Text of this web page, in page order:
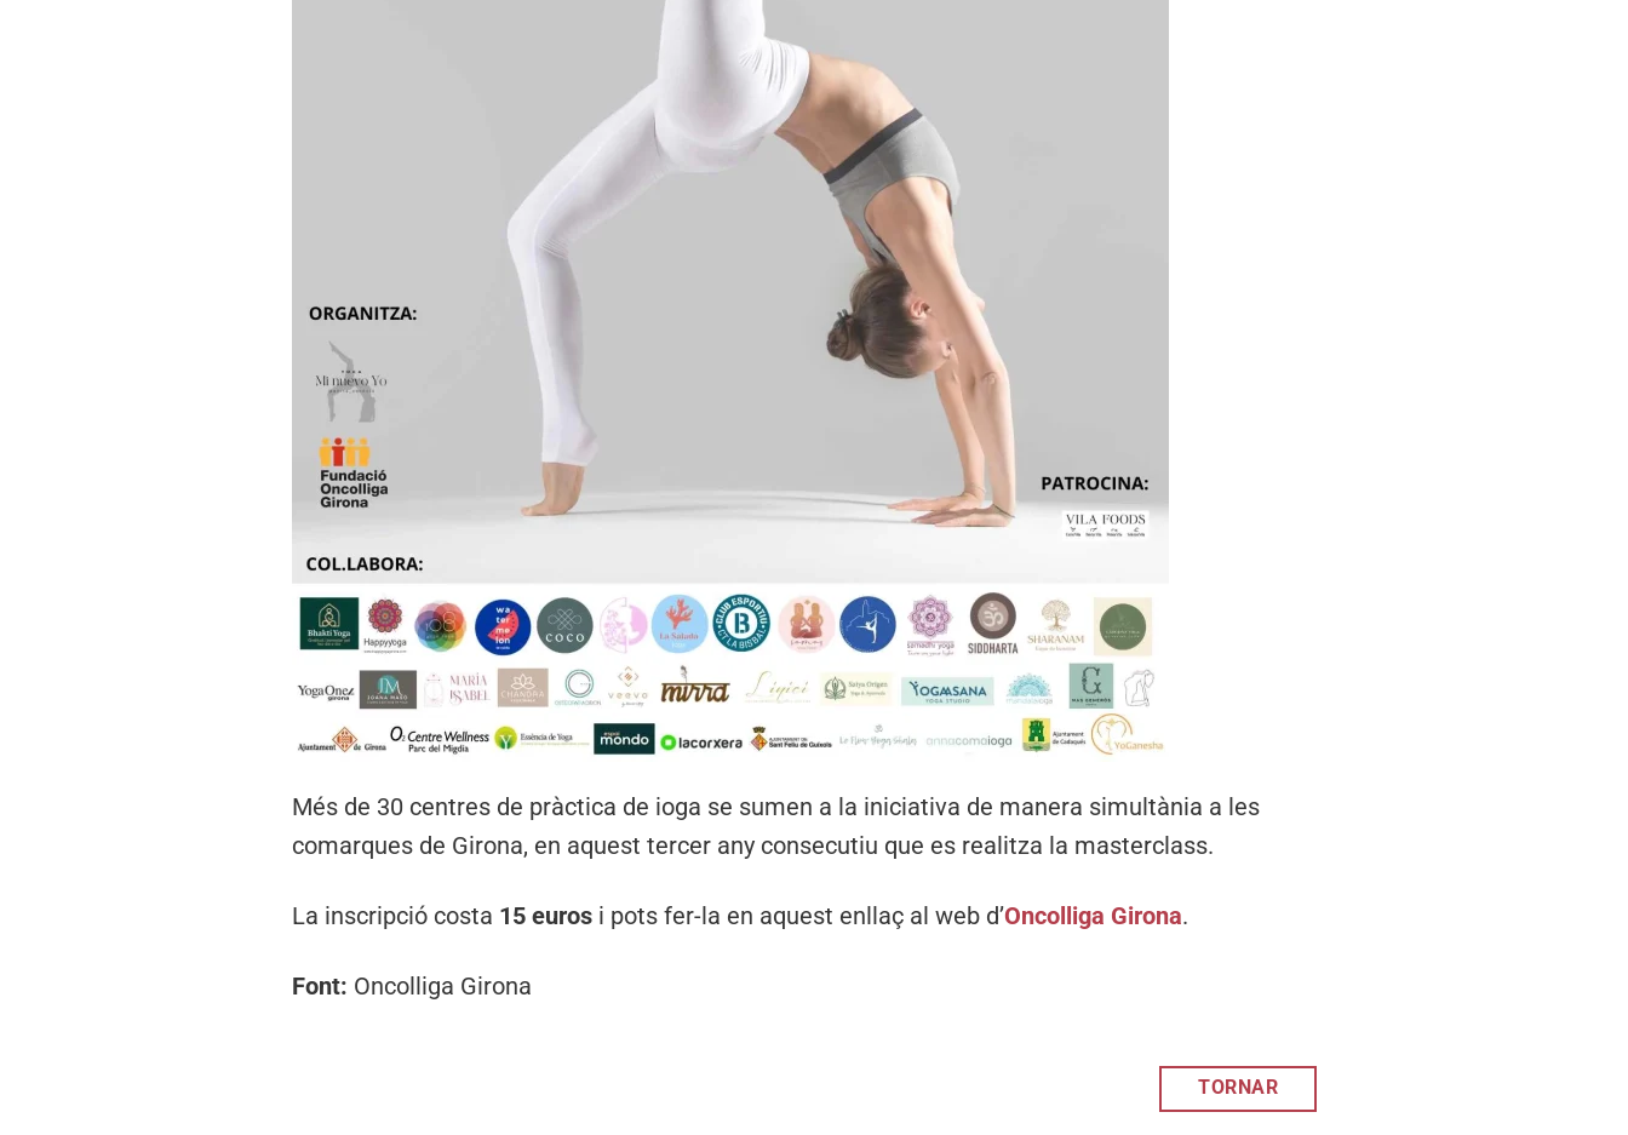
Més de 30 centres de pràctica de ioga se sumen a la iniciativa de manera simultània a les
comarques de Girona, en aquest tercer any consecutiu que es realitza la masterclass.
La inscripció costa 15 euros i pots fer-la en aquest enllaç al web d’Oncolliga Girona.
Font: Oncolliga Girona
TORNAR